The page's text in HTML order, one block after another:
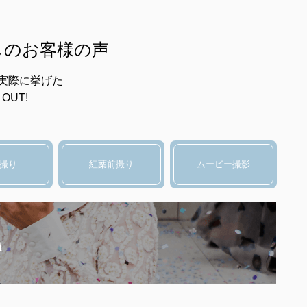
お客様の声
際に挙げた
り 紅葉前撮り ムービー撮影